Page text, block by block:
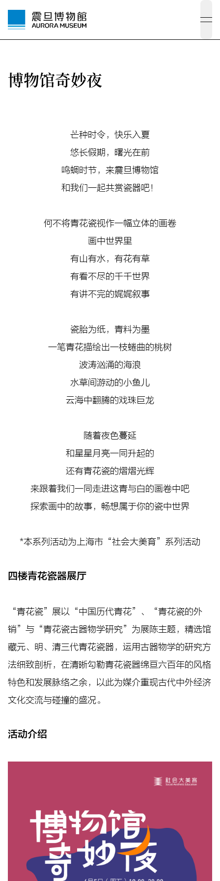
博物馆奇妙夜
芒种时令，快乐入夏
悠长假期，曙光在前
鸣蜩时节，来震旦博物馆
和我们一起共赏瓷器吧！
何不将青花瓷视作一幅立体的画卷
画中世界里
有山有水，有花有草
有看不尽的千千世界
有讲不完的娓娓叙事
瓷胎为纸，青料为墨
一笔青花描绘出一枝蜷曲的桃树
波涛汹涌的海浪
水草间游动的小鱼儿
云海中翻腾的戏珠巨龙
随着夜色蔓延
和星星月亮一同升起的
还有青花瓷的熠熠光辉
来跟着我们一同走进这青与白的画卷中吧
探索画中的故事，畅想属于你的瓷中世界
*本系列活动为上海市“社会大美育”系列活动
四楼青花瓷器展厅
“青花瓷”展以“中国历代青花”、“青花瓷的外
销”与“青花瓷古器物学研究”为展陈主题，精选馆
藏元、明、清三代青花瓷器，运用古器物学的研究方
法细致剖析，在清晰勾勒青花瓷器绵亘六百年的风格
特色和发展脉络之余，以此为媒介重现古代中外经济
文化交流与碰撞的盛况。
活动介绍